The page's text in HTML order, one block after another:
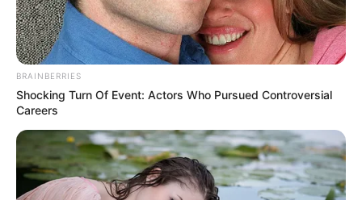
BRAINBERRIES
Shocking Turn Of Event: Actors Who Pursued Controversial
Careers